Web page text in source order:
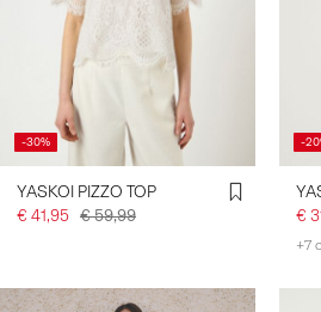
-30%
YASKOI PIZZO TOP
€ 41,95 € 59,99
-
€
+7
https://www.y-a-s.com/it-